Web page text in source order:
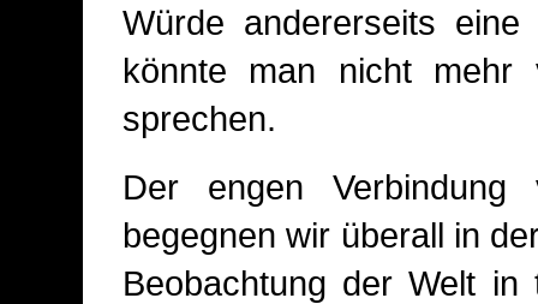
Würde andererseits
könnte man nicht mehr
sprechen.
Der engen Verbindung
begegnen wir überall in
Beobachtung der Welt in